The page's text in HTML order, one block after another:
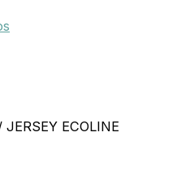
JERSEY ECOLINE